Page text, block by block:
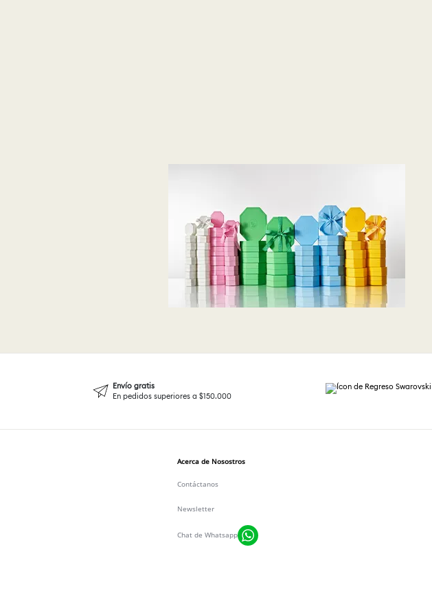
Envío gratis
En pedidos superiores a $150.000
Acerca de Nosostros
Contáctanos
Newsletter
Chat de Whatsapp